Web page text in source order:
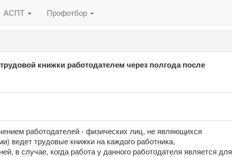
АСПТ Профотбор
книжки работодателем через полгода после
работодателей - физических лиц, не являющихся
ведет трудовые книжки на каждого работника,
в случае, когда работа у данного работодателя является для